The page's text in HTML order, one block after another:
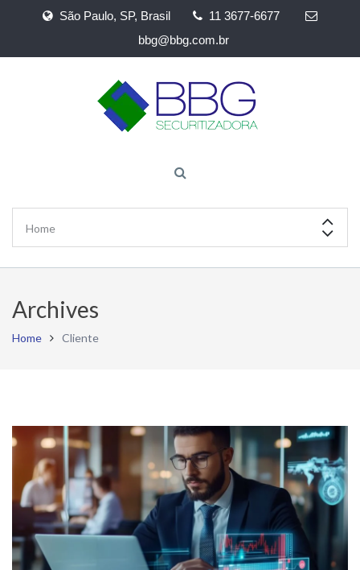
São Paulo, SP, Brasil
11 3677-6677
bbg@bbg.com.br
Archives
Home Cliente